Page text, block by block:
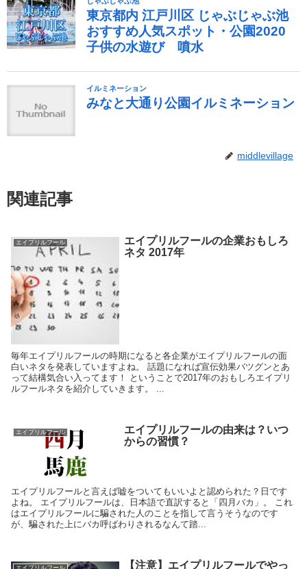
middlevillage
関連記事
エイプリルフール
エイプリルフールの企業おもしろ
ネタ 2017年
毎年エイプリルフールの時期になると各企業がエイプリルフールの面
白いネタを発表していますよね。 話題になれば宣伝効果バツグンとあ
って結構気合い入ってます！ ということで2017年のおもしろエイプリ
ルフールネタを紹介していきます。 ...
エイプリルフール
エイプリルフールの由来は？いつ
からの習慣？
エイプリルフールと言えば嘘をついてもいいよと認められた？日です
よね。 エイプリルフールは、日本語で直訳すると「四月バカ」。 これ
はエイプリルフールに騙された人のことを指して言うそうなのです
が、騙された上にバカ呼ばわりされるなんて踏...
エイプリルフール
【注意】エイプリルフールでやっ